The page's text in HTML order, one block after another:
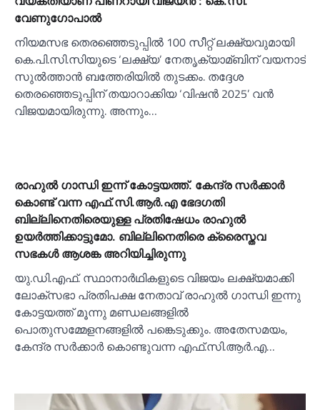
വേണുഗോപാല്‍
നിയമസഭ തെരഞ്ഞെടുപ്പില്‍ 100 സീറ്റ് ലക്ഷ്യവുമായി
കെ.പി.സി.സിയുടെ ‘ലക്ഷ്യ’ നേതൃക്യാമ്ബിന് വയനാട്
സുല്‍ത്താൻ ബത്തേരിയില്‍ തുടക്കം. തദ്ദേശ
തെരഞ്ഞെടുപ്പിന് തയാറാക്കിയ ‘വിഷൻ 2025’ വൻ
വിജയമായിരുന്നു. അന്നും…
രാഹുല്‍ ഗാന്ധി ഇന്ന് കോട്ടയത്ത്. കേന്ദ്ര സര്‍ക്കാര്‍
കൊണ്ട് വന്ന എഫ്.സി.ആര്‍.എ ഭേദഗതി
ബില്ലിനെതിരെയുള്ള പ്രതിഷേധം രാഹുല്‍
ഉയര്‍ത്തിക്കാട്ടുമോ. ബില്ലിനെതിരെ ക്രൈസ്തവ
സഭകള്‍ ആശങ്ക അറിയിച്ചിരുന്നു
യു.ഡി.എഫ്. സ്ഥാനാര്‍ഥികളുടെ വിജയം ലക്ഷ്യമാക്കി
ലോക്സഭാ പ്രതിപക്ഷ നേതാവ് രാഹുല്‍ ഗാന്ധി ഇന്നു
കോട്ടയത്ത് മൂന്നു മണ്ഡലങ്ങളില്‍
പൊതുസമ്മേളനങ്ങളില്‍ പങ്കെടുക്കും. അതേസമയം,
കേന്ദ്ര സർക്കാർ കൊണ്ടുവന്ന എഫ്.സി.ആര്‍.എ…